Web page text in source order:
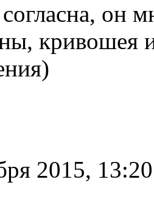
он
кривошея
2015, 13:20